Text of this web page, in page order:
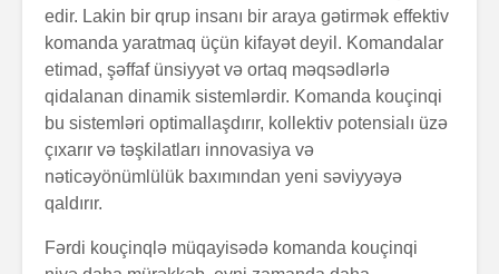
edir. Lakin bir qrup insanı bir araya gətirmək effektiv
komanda yaratmaq üçün kifayət deyil. Komandalar
etimad, şəffaf ünsiyyət və ortaq məqsədlərlə
qidalanan dinamik sistemlərdir. Komanda kouçinqi
bu sistemləri optimallaşdırır, kollektiv potensialı üzə
çıxarır və təşkilatları innovasiya və
nəticəyönümlülük baxımından yeni səviyyəyə
qaldırır.
Fərdi kouçinqlə müqayisədə komanda kouçinqi
psixologiya
anlayışı